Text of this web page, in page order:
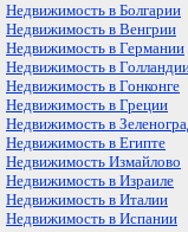
Недвижимость в Болгарии
Недвижимость в Венгрии
Недвижимость в Германии
Недвижимость в
Недвижимость в Гонконге
Недвижимость в Греции
Недвижимость в
Недвижимость в Египте
Недвижимость Измайлово
Недвижимость в Израиле
Недвижимость в Италии
Недвижимость в Испании